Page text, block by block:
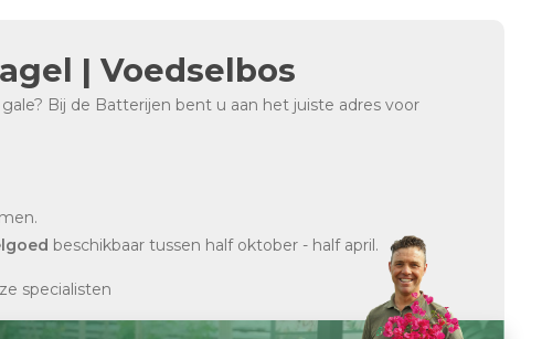
| Voedselbos
Bij de Batterijen bent u aan het juiste adres voor
beschikbaar tussen half oktober - half april.
specialisten